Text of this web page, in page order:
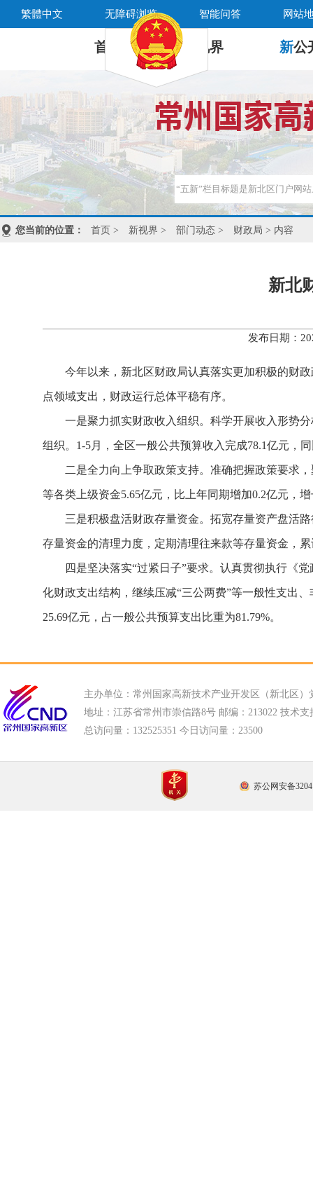
繁體中文 无障碍浏览 智能问答 网站
首 页 新 视界 新公
您当前的位置： 首页 > 新视界 > 部门动态 > 财政局 > 内容
新北
发布日期：
今年以来，新北区财政局认真落实更加积极的财
点领域支出，财政运行总体平稳有序。
一是聚力抓实财政收入组织。科学开展收入形势
组织。1-5月，全区一般公共预算收入完成78.1亿元，
二是全力向上争取政策支持。准确把握政策要求
等各类上级资金5.65亿元，比上年同期增加0.2亿元，
三是积极盘活财政存量资金。拓宽存量资产盘活
存量资金的清理力度，定期清理往来款等存量资金，
四是坚决落实“过紧日子”要求。认真贯彻执行《
化财政支出结构，继续压减“三公两费”等一般性支出
25.69亿元，占一般公共预算支出比重为81.79%。
主办单位：常州国家高新技术产业开发区（新北区）
地址：江苏省常州市崇信路8号 邮编：213022 技术支
总访问量： 132525351 今日访问量： 23500
苏公网安备